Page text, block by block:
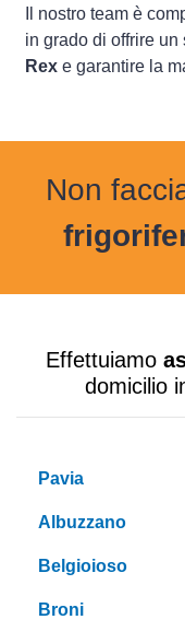
Il nostro team è
in grado di offrire un
Rex e garantire la
Non
Effettuiamo
domicilio
Pavia
Albuzzano
Belgioioso
Broni